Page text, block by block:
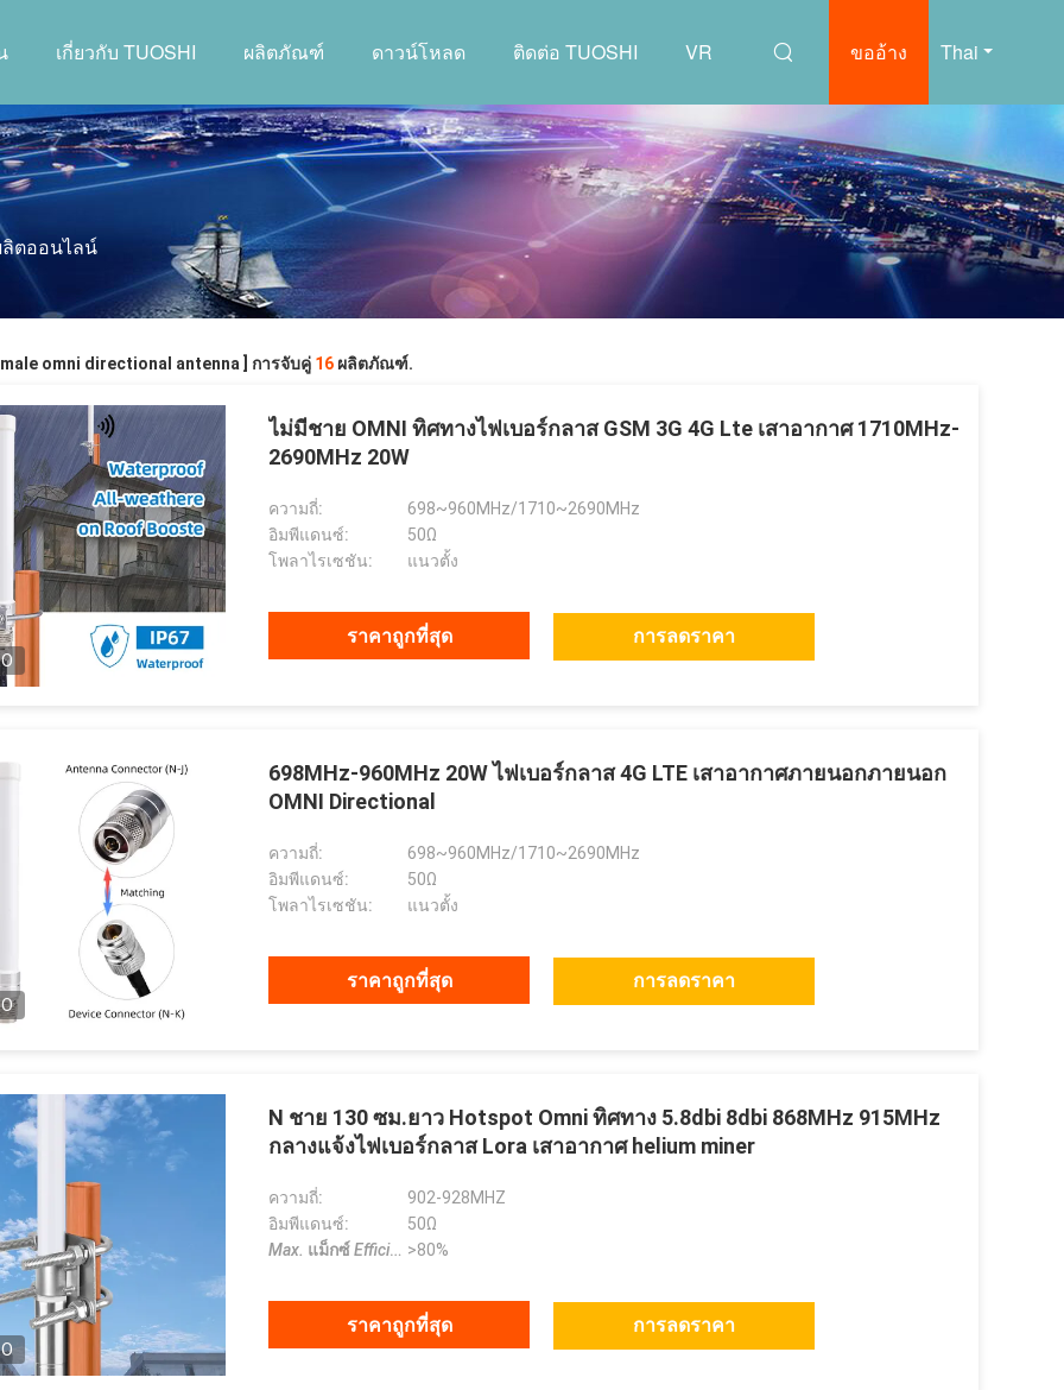
Thai
ขออ้าง
เกี่ยวกับ TUOSHI ผลิตภัณฑ์ ดาวน์โหลด ติดต่อ TUOSHI VR
ลิตออนไลน์
omni directional antenna ] การจับคู่ 16 ผลิตภัณฑ์.
ไม่มีชาย OMNI ทิศทางไฟเบอร์กลาส GSM 3G 4G Lte เสาอากาศ 1710MHz-
2690MHz 20W
ความถี่:
698~960MHz/1710~2690MHz
อิมพีแดนซ์:
50Ω
โพลาไรเซชัน:
แนวตั้ง
ราคาถูกที่สุด การลดราคา
698MHz-960MHz 20W ไฟเบอร์กลาส 4G LTE เสาอากาศภายนอกภายนอก
OMNI Directional
ความถี่:
698~960MHz/1710~2690MHz
อิมพีแดนซ์:
50Ω
โพลาไรเซชัน:
แนวตั้ง
ราคาถูกที่สุด การลดราคา
N ชาย 130 ซม.ยาว Hotspot Omni ทิศทาง 5.8dbi 8dbi 868MHz 915MHz
กลางแจ้งไฟเบอร์กลาส Lora เสาอากาศ helium miner
ความถี่:
902-928MHZ
อิมพีแดนซ์:
50Ω
Max. แม็กซ์Efficiency ประสิทธิภาพ
>80%
ราคาถูกที่สุด การลดราคา